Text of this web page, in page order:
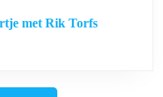
met Rik Torfs